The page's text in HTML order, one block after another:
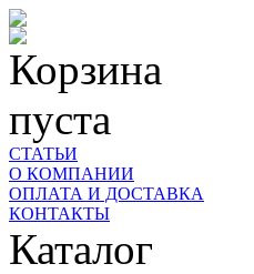
Корзина
пуста
СТАТЬИ
О КОМПАНИИ
ОПЛАТА И ДОСТАВКА
КОНТАКТЫ
Каталог